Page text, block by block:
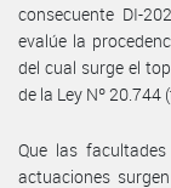
consecuente DI-
evalúe la
del cual surge el
de la Ley Nº
Que las
actuaciones